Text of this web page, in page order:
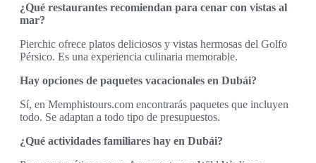
¿Qué restaurantes recomiendan para cenar con vistas al
mar?
Pierchic ofrece platos deliciosos y vistas hermosas del Golfo
Pérsico. Es una experiencia culinaria memorable.
Hay opciones de paquetes vacacionales en Dubái?
Sí, en Memphistours.com encontrarás paquetes que incluyen
todo. Se adaptan a todo tipo de presupuestos.
¿Qué actividades familiares hay en Dubái?